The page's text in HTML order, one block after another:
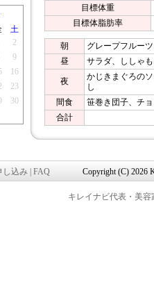
土
2
9
16
23
30
目標体重
目標体脂肪率
朝
グレープフルー
昼
サラダ、ししゃ
夜
かじきまぐろの
し
間食
笹巻き団子、チ
合計
し込み FAQ Copyright (C) 2026
キレイナビ代表・美